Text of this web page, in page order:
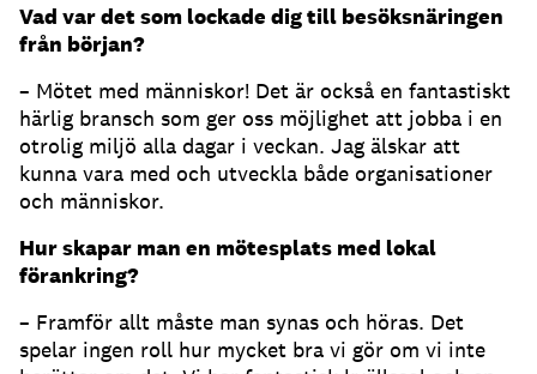
Vad var det som lockade dig till besöksnäringen
från början?
– Mötet med människor! Det är också en fantastiskt
härlig bransch som ger oss möjlighet att jobba i en
otrolig miljö alla dagar i veckan. Jag älskar att
kunna vara med och utveckla både organisationer
och människor.
Hur skapar man en mötesplats med lokal
förankring?
– Framför allt måste man synas och höras. Det
spelar ingen roll hur mycket bra vi gör om vi inte